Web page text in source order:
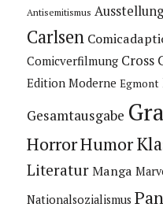
Antisemitismus Ausstellung
Carlsen
Comicverfilmung Cross
Edition Moderne Egmont
Gesamtausgabe
HorrorHumor
Literatur Manga
Nationalsozialismus